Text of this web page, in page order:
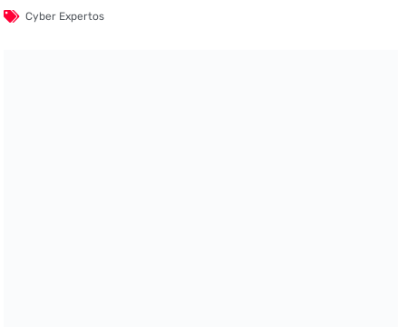
Cyber Expertos